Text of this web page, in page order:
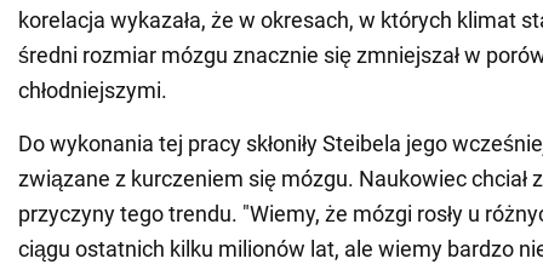
korelacja wykazała, że w okresach, w których klimat
średni rozmiar mózgu znacznie się zmniejszał w
chłodniejszymi.
Do wykonania tej pracy skłoniły Steibela jego
związane z kurczeniem się mózgu. Naukowiec chciał
przyczyny tego trendu. "Wiemy, że mózgi rosły u
ciągu ostatnich kilku milionów lat, ale wiemy bardzo